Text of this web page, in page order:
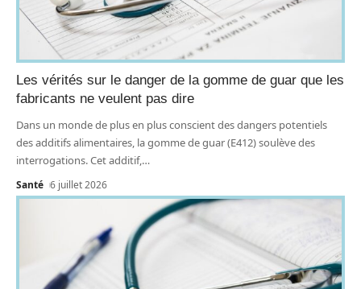
Les vérités sur le danger de la gomme de guar que les
fabricants ne veulent pas dire
Dans un monde de plus en plus conscient des dangers potentiels
des additifs alimentaires, la gomme de guar (E412) soulève des
interrogations. Cet additif,…
Santé 6 juillet 2026